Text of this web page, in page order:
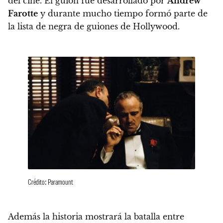
Farotte y durante mucho tiempo formó parte de
la lista de negra de guiones de Hollywood.
Crédito: Paramount
Además la historia mostrará la batalla entre